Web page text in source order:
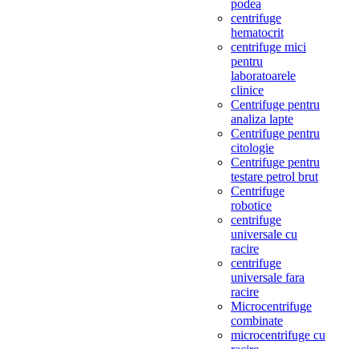
podea
centrifuge
hematocrit
centrifuge mici
pentru
laboratoarele
clinice
Centrifuge pentru
analiza lapte
Centrifuge pentru
citologie
Centrifuge pentru
testare petrol brut
Centrifuge
robotice
centrifuge
universale cu
racire
centrifuge
universale fara
racire
Microcentrifuge
combinate
microcentrifuge cu